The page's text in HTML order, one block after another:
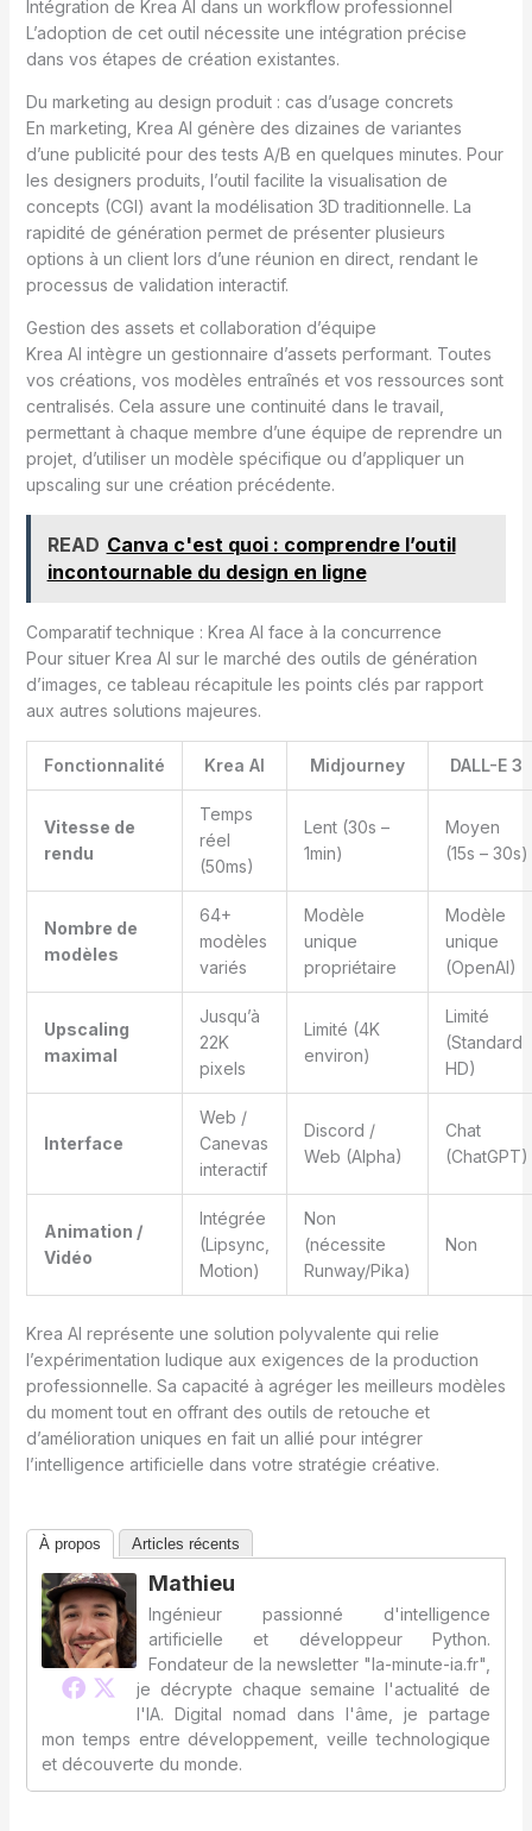
Intégration de Krea AI dans un workflow professionnel
L’adoption de cet outil nécessite une intégration précise
dans vos étapes de création existantes.
Du marketing au design produit : cas d’usage concrets
En marketing, Krea AI génère des dizaines de variantes
d’une publicité pour des tests A/B en quelques minutes. Pour
les designers produits, l’outil facilite la visualisation de
concepts (CGI) avant la modélisation 3D traditionnelle. La
rapidité de génération permet de présenter plusieurs
options à un client lors d’une réunion en direct, rendant le
processus de validation interactif.
Gestion des assets et collaboration d’équipe
Krea AI intègre un gestionnaire d’assets performant. Toutes
vos créations, vos modèles entraînés et vos ressources sont
centralisés. Cela assure une continuité dans le travail,
permettant à chaque membre d’une équipe de reprendre un
projet, d’utiliser un modèle spécifique ou d’appliquer un
upscaling sur une création précédente.
READ Canva c'est quoi : comprendre l’outil
incontournable du design en ligne
Comparatif technique : Krea AI face à la concurrence
Pour situer Krea AI sur le marché des outils de génération
d’images, ce tableau récapitule les points clés par rapport
aux autres solutions majeures.
Fonctionnalité Krea AI Midjourney DALL-E 3
Vitesse de
rendu
Temps
réel
(50ms)
Lent (30s –
1min)
Moyen
(15s – 30s)
Nombre de
modèles
64+
modèles
variés
Modèle
unique
propriétaire
Modèle
unique
(OpenAI)
Upscaling
maximal
Jusqu’à
22K
pixels
Limité (4K
environ)
Limité
(Standard
HD)
Interface
Web /
Canevas
interactif
Discord /
Web (Alpha)
Chat
(ChatGPT)
Animation /
Vidéo
Intégrée
(Lipsync,
Motion)
Non
(nécessite
Runway/Pika)
Non
Krea AI représente une solution polyvalente qui relie
l’expérimentation ludique aux exigences de la production
professionnelle. Sa capacité à agréger les meilleurs modèles
du moment tout en offrant des outils de retouche et
d’amélioration uniques en fait un allié pour intégrer
l’intelligence artificielle dans votre stratégie créative.
À propos Articles récents
Mathieu
Ingénieur passionné d'intelligence
artificielle et développeur Python.
Fondateur de la newsletter "la-minute-ia.fr",
je décrypte chaque semaine l'actualité de
l'IA. Digital nomad dans l'âme, je partage
mon temps entre développement, veille technologique
et découverte du monde.